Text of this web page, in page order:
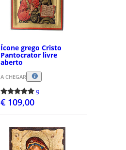
Ícone grego Cristo
Pantocrator livre
aberto
A CHEGAR
9
€ 109,00